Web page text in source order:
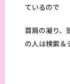
ているので
首肩の凝り、
の人は検索